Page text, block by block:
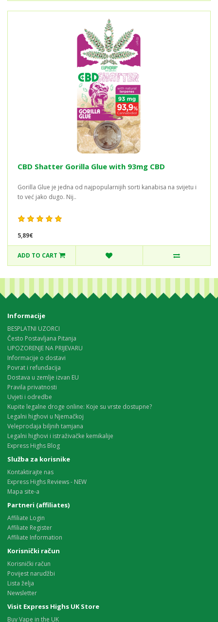
CBD Shatter Gorilla Glue with 93mg CBD
Gorilla Glue je jedna od najpopularnijih sorti kanabisa na svijetu i
to već jako dugo. Nij..
5,89€
ADD TO CART
Informacije
BESPLATNI UZORCI
Često Postavljana Pitanja
UPOZORENJE NA PRIJEVARU
Informacije o dostavi
Povrat i refundacija
Dostava u zemlje izvan EU
Pravila privatnosti
Uvjeti i odredbe
Kupite legalne droge online: Koje su vrste dostupne?
Legalni highovi u Njemačkoj
Veleprodaja biljnih tamjana
Legalni highovi i istraživačke kemikalije
Express Highs Blog
Služba za korisnike
Kontaktirajte nas
Express Highs Reviews - NEW
Mapa site-a
Partneri (affiliates)
Affiliate Login
Affiliate Register
Affiliate Information
Korisnički račun
Korisnički račun
Povijest narudžbi
Lista želja
Newsletter
Visit Express Highs UK Store
Buy Vape in the UK